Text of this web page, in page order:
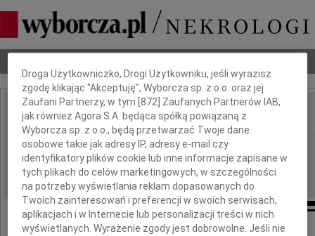
IMIĘ I NAZWISKO:
REGION: Katowice
DATA EMISJI: 12.01.2010
Dbamy o Twoją prywatność
Droga Użytkowniczko, Drogi Użytkowniku, jeśli wyrazisz
zgodę klikając "Akceptuję", Wyborcza sp. z o.o. oraz jej
Zaufani Partnerzy, w tym [872 ] Zaufanych Partnerów IAB,
jak również Agora S.A. będąca spółką powiązaną z
Wyborcza sp. z o.o., będą przetwarzać Twoje dane
osobowe takie jak adresy IP, adresy e-mail czy
identyfikatory plików cookie lub inne informacje zapisane w
tych plikach do celów marketingowych, w szczególności
na potrzeby wyświetlania reklam dopasowanych do
Twoich zainteresowań i preferencji w swoich serwisach,
aplikacjach i w Internecie lub personalizacji treści w nich
wyświetlanych. Wyrażenie zgody jest dobrowolne. Jeśli nie